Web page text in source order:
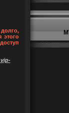
этого